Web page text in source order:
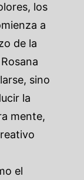
los
a
de la
sino
la
mente,
el